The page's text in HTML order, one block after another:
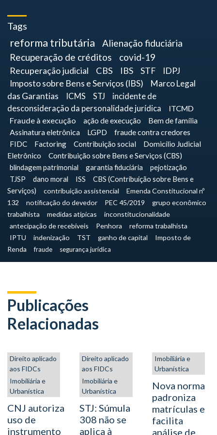
Tags
reforma tributária
Alienação fiduciária
Recuperação de créditos
covid-19
Recuperação judicial CBS IBS STF
IDPJ
Imposto sobre Bens e Serviços (IBS)
Marco Legal
das Garantias
ICMS STJ
incidente de
desconsideração da personalidade jurídica
ITCMD
Fraude à execução
ação de execução
Bem de família
Assinatura eletrônica
LGPD fraude contra credores
FIDC Factoring Contribuição social
Domicílio Judicial
Eletrônico
Contribuição sobre Bens e Serviços (CBS)
blindagem patrimonial
garantia fiduciária
pejotização
TJSP
dano moral ISS
CBS (Contribuição sobre Bens e
Serviços)
contribuição assistencial
Emenda Constitucional nº
132
notificação do devedor PEC 45/2019
grupo econômico
trabalhista
medidas atípicas
inconstitucionalidade
antecipação de recebíveis
Penhora
reforma trabalhista
IPTU
indenização TST ganho de capital
Imposto de
Renda
fraude segurança jurídica
Publicações
Relacionadas
Direito aplicado
aos FIDCs
Imobiliária e
Urbanística
CNJ autoriza
uso de
instrumento
Direito aplicado
aos FIDCs
Imobiliária e
Urbanística
STJ: Súmula
308 não se
aplica à
Imobiliária e
Urbanística
Nova norma
padroniza
matrículas e
facilita
análise de